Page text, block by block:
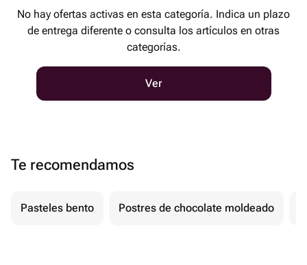
No hay ofertas activas en esta categoría. Indica un plazo
de entrega diferente o consulta los artículos en otras
categorías.
Ver
Te recomendamos
Pasteles bento Postres de chocolate moldeado